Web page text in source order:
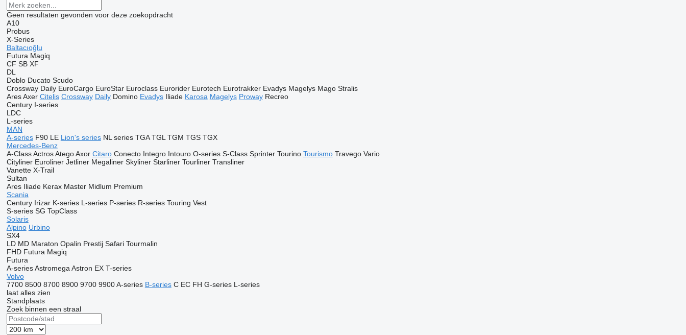
Geen resultaten gevonden voor deze zoekopdracht
A10
Probus
X-Series
Baltacıoğlu
Futura Magiq
CF SB XF
DL
Doblo Ducato Scudo
Crossway Daily EuroCargo EuroStar Euroclass Eurorider Eurotech Eurotrakker Evadys Magelys Mago Stralis
Ares Axer Citelis Crossway Daily Domino Evadys Iliade Karosa Magelys Proway Recreo
Century I-series
LDC
L-series
MAN
A-series F90 LE Lion's series NL series TGA TGL TGM TGS TGX
Mercedes-Benz
A-Class Actros Atego Axor Citaro Conecto Integro Intouro O-series S-Class Sprinter Tourino Tourismo Travego Vario
Cityliner Euroliner Jetliner Megaliner Skyliner Starliner Tourliner Transliner
Vanette X-Trail
Sultan
Ares Iliade Kerax Master Midlum Premium
Scania
Century Irizar K-series L-series P-series R-series Touring Vest
S-series SG TopClass
Solaris
Alpino Urbino
SX4
LD MD Maraton Opalin Prestij Safari Tourmalin
FHD Futura Magiq
Futura
A-series Astromega Astron EX T-series
Volvo
7700 8500 8700 8900 9700 9900 A-series B-series C EC FH G-series L-series
laat alles zien
Standplaats
Zoek binnen een straal